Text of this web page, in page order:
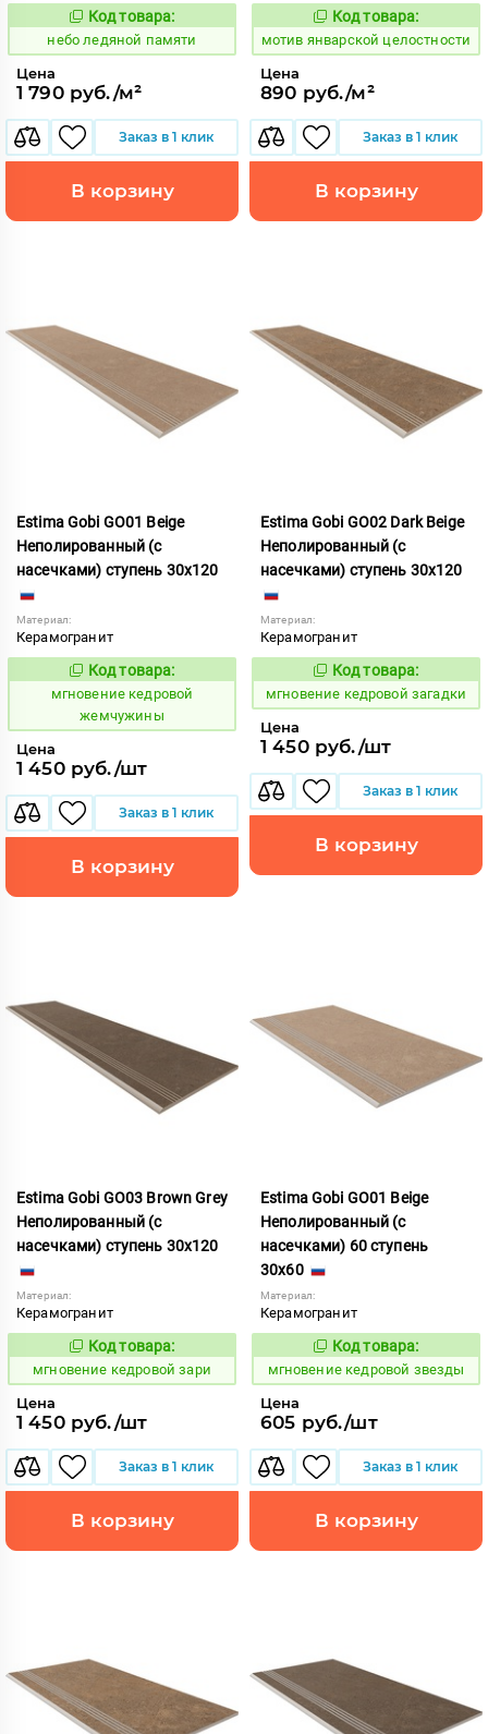
1115068
Код товара:
небо ледяной памяти
Цена
1 790 руб./м²
Заказ в 1 клик
В корзину
1046618
Код товара:
мотив январской целостности
Цена
890 руб./м²
Заказ в 1 клик
В корзину
Estima Gobi GO01 Beige
Неполированный (с
насечками) ступень 30x120
Материал:
Керамогранит
942276
Код товара:
мгновение кедровой
жемчужины
Цена
1 450 руб./шт
Заказ в 1 клик
В корзину
Estima Gobi GO02 Dark Beige
Неполированный (с
насечками) ступень 30x120
Материал:
Керамогранит
942277
Код товара:
мгновение кедровой загадки
Цена
1 450 руб./шт
Заказ в 1 клик
В корзину
Estima Gobi GO03 Brown Grey
Неполированный (с
насечками) ступень 30x120
Материал:
Керамогранит
942278
Код товара:
мгновение кедровой зари
Цена
1 450 руб./шт
Заказ в 1 клик
В корзину
Estima Gobi GO01 Beige
Неполированный (с
насечками) 60 ступень
30x60
Материал:
Керамогранит
942279
Код товара:
мгновение кедровой звезды
Цена
605 руб./шт
Заказ в 1 клик
В корзину